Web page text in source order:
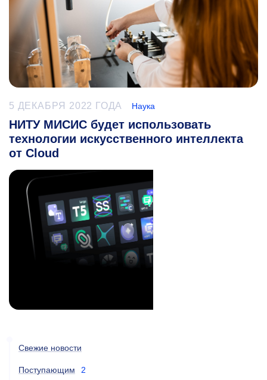
5 ДЕКАБРЯ 2022 ГОДА Наука
НИТУ МИСИС будет использовать
технологии искусственного интеллекта
от Cloud
Свежие новости
Поступающим 2